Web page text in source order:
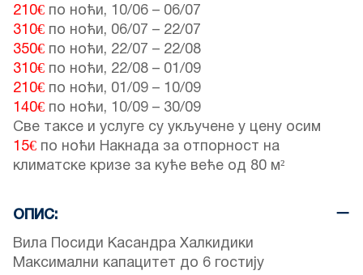
210€ по ноћи, 10/06 – 06/07
310€ по ноћи, 06/07 – 22/07
350€ по ноћи, 22/07 – 22/08
310€ по ноћи, 22/08 – 01/09
210€ по ноћи, 01/09 – 10/09
140€ по ноћи, 10/09 – 30/09
Све таксе и услуге су укључене у цену осим
15€ по ноћи Накнада за отпорност на
климатске кризе за куће веће од 80 м²
ОПИС:
Вила Посиди Касандра Халкидики
Максимални капацитет до 6 гостију